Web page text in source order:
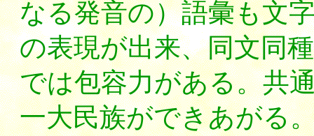
なる発音の）語彙も文
の表現が出来、同文同
では包容力がある。共
一大民族ができあがる